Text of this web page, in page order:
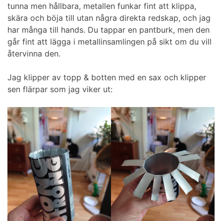
tunna men hållbara, metallen funkar fint att klippa,
skära och böja till utan några direkta redskap, och jag
har många till hands. Du tappar en pantburk, men den
går fint att lägga i metallinsamlingen på sikt om du vill
återvinna den.
Jag klipper av topp & botten med en sax och klipper
sen flärpar som jag viker ut: